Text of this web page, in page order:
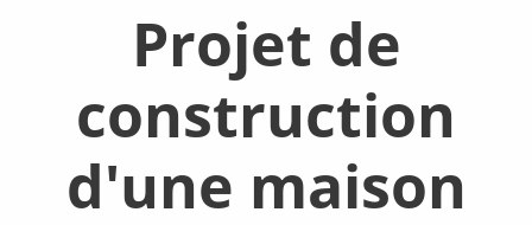
Projet de
construction
d'une maison